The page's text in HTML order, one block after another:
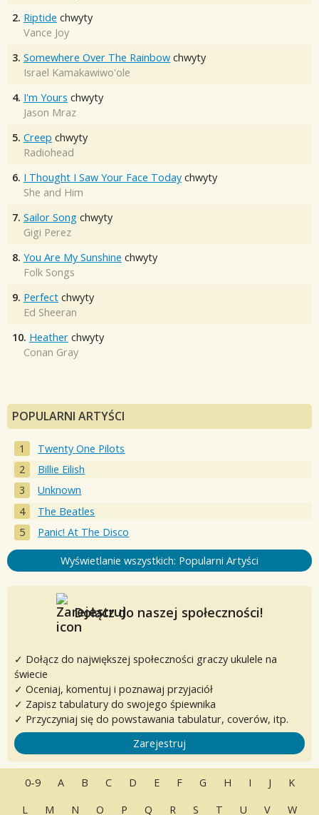
2. Riptide chwyty
Vance Joy
3. Somewhere Over The Rainbow chwyty
Israel Kamakawiwo'ole
4. I'm Yours chwyty
Jason Mraz
5. Creep chwyty
Radiohead
6. I Thought I Saw Your Face Today chwyty
She and Him
7. Sailor Song chwyty
Gigi Perez
8. You Are My Sunshine chwyty
Folk Songs
9. Perfect chwyty
Ed Sheeran
10. Heather chwyty
Conan Gray
POPULARNI ARTYŚCI
Twenty One Pilots
Billie Eilish
Unknown
The Beatles
Panic! At The Disco
Wyświetlanie wszystkich: Popularni Artyści
Dołącz do naszej społeczności!
✓ Dołącz do największej społeczności graczy ukulele na
świecie
✓ Oceniaj, komentuj i poznawaj przyjaciół
✓ Zapisz tabulatury do swojego śpiewnika
✓ Przyczyniaj się do powstawania tabulatur, coverów, itp.
Zarejestruj
0-9 A B C D E F G H I J
K
L
M N O P Q R S T U V W